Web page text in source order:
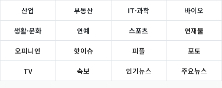
산업 부동산 IT·과학 바이오
생활·문화 연예 스포츠 연재물
오피니언 핫이슈 피플 포토
TV 속보 인기뉴스 주요뉴스